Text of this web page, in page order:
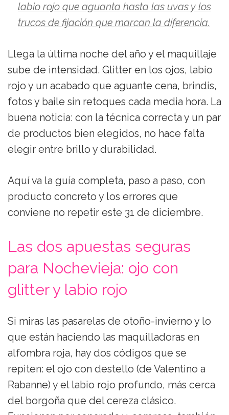
labio rojo que aguanta hasta las uvas y los
trucos de fijación que marcan la diferencia.
Llega la última noche del año y el maquillaje
sube de intensidad. Glitter en los ojos, labio
rojo y un acabado que aguante cena, brindis,
fotos y baile sin retoques cada media hora. La
buena noticia: con la técnica correcta y un par
de productos bien elegidos, no hace falta
elegir entre brillo y durabilidad.
Aquí va la guía completa, paso a paso, con
producto concreto y los errores que
conviene no repetir este 31 de diciembre.
Las dos apuestas seguras
para Nochevieja: ojo con
glitter y labio rojo
Si miras las pasarelas de otoño-invierno y lo
que están haciendo las maquilladoras en
alfombra roja, hay dos códigos que se
repiten: el ojo con destello (de Valentino a
Rabanne) y el labio rojo profundo, más cerca
del borgoña que del cereza clásico.